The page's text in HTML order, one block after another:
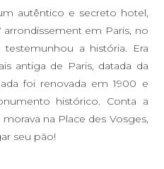
autêntico e secreto hotel,
em Paris, no
a história. Era
antiga de Paris, datada da
foi renovada em 1900 e
histórico. Conta a
na Place des Vosges,
seu pão!